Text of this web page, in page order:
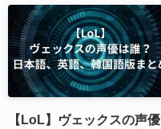
【LoL】ヴェックスの声優